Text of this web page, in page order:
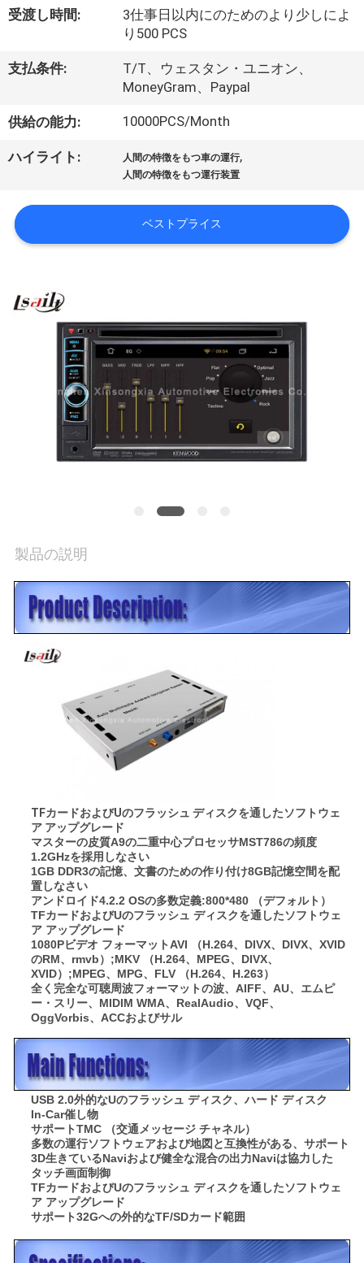
い
て
工
場
行
質
絡
し
PRIVACY
POLICY
受渡し時間:
3仕事日以内にのためのより少しによ
り500 PCS
支払条件:
T/T、ウェスタン・ユニオン、
MoneyGram、Paypal
供給の能力: 10000PCS/Month
ハイライト: 人間の特徴をもつ車の運行,
人間の特徴をもつ運行装置
ベストプライス
製品の説明
TFカードおよびUのフラッシュ ディスクを通したソフトウェ
ア アップグレード
マスターの皮質A9の二重中心プロセッサMST786の頻度
1.2GHzを採用しなさい
1GB DDR3の記憶、文書のための作り付け8GB記憶空間を配
置しなさい
アンドロイド4.2.2 OSの多数定義:800*480 （デフォルト）
TFカードおよびUのフラッシュ ディスクを通したソフトウェ
ア アップグレード
1080Pビデオ フォーマットAVI （H.264、DIVX、DIVX、XVID
のRM、rmvb）;MKV （H.264、MPEG、DIVX、
XVID）;MPEG、MPG、FLV （H.264、H.263）
全く完全な可聴周波フォーマットの波、AIFF、AU、エムピ
ー・スリー、MIDIM WMA、RealAudio、VQF、
OggVorbis、ACCおよびサル
USB 2.0外的なUのフラッシュ ディスク、ハード ディスク
In-Car催し物
サポートTMC （交通メッセージ チャネル）
多数の運行ソフトウェアおよび地図と互換性がある、サポート
3D生きているNaviおよび健全な混合の出力Naviは協力した
タッチ画面制御
TFカードおよびUのフラッシュ ディスクを通したソフトウェ
ア アップグレード
サポート32Gへの外的なTF/SDカード範囲